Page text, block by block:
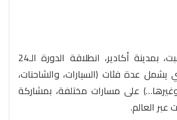
أعطيت، اليوم السبت، بمدينة أكادير، انطلاقة الدورة الـ24
يشمل عدة فئات (السيارات، والشاحنات،
وغيرها…) على مسارات مختلفة، بمشاركة
عبر العالم.